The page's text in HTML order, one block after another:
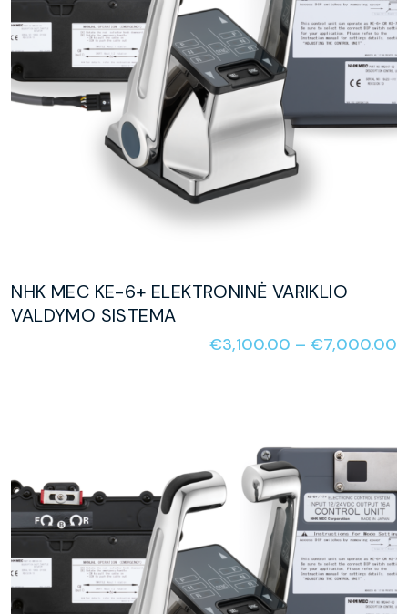
NHK MEC KE-6+ ELEKTRONINĖ VARIKLIO
VALDYMO SISTEMA
€3,100.00 – €7,000.00